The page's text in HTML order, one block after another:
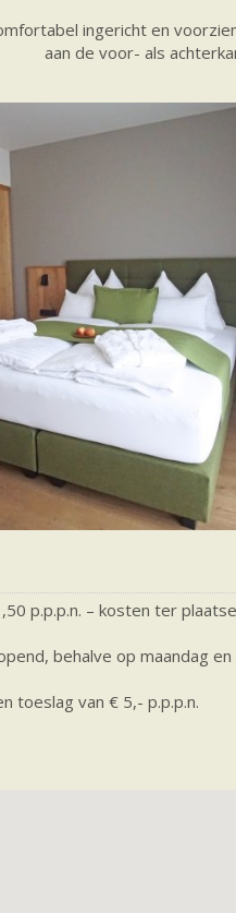
ingericht en
aan de voor- als
p.p.p.n. – kosten ter
behalve op maandag
toeslag van € 5,- p.p.p.n.